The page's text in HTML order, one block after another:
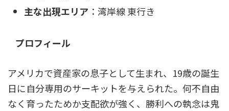
主な出現エリア ：湾岸線 東行き
プロフィール
アメリカで資産家の息子として生まれ、19歳の誕生
日に自分専用のサーキットを与えられた。何不自由
なく育ったためか支配欲が強く、勝利への執念は鬼